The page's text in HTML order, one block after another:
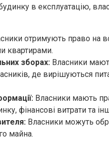
в експлуатацію,
отримують право на
квартирами.
зборах: Власники
де вирішуються
Власники мають
фінансові витрати та
Власники можуть
майна.